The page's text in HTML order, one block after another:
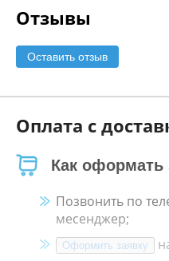
Отзывы
Оставить отзыв
Оплата с
Как оформать
Позвонить по
месенджер;
Оформить заявку